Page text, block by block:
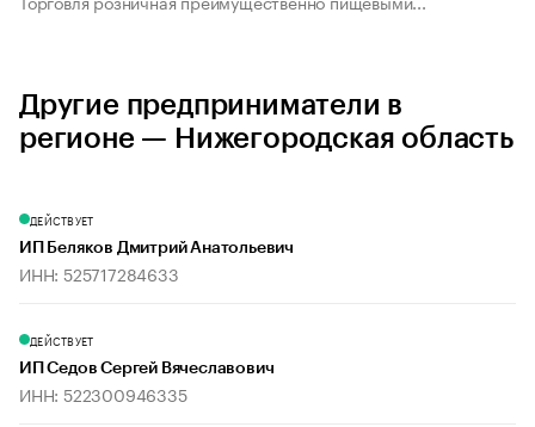
Другие предприниматели в
регионе — Нижегородская область
ДЕЙСТВУЕТ
ИП Беляков Дмитрий Анатольевич
ИНН: 525717284633
ДЕЙСТВУЕТ
ИП Седов Сергей Вячеславович
ИНН: 522300946335